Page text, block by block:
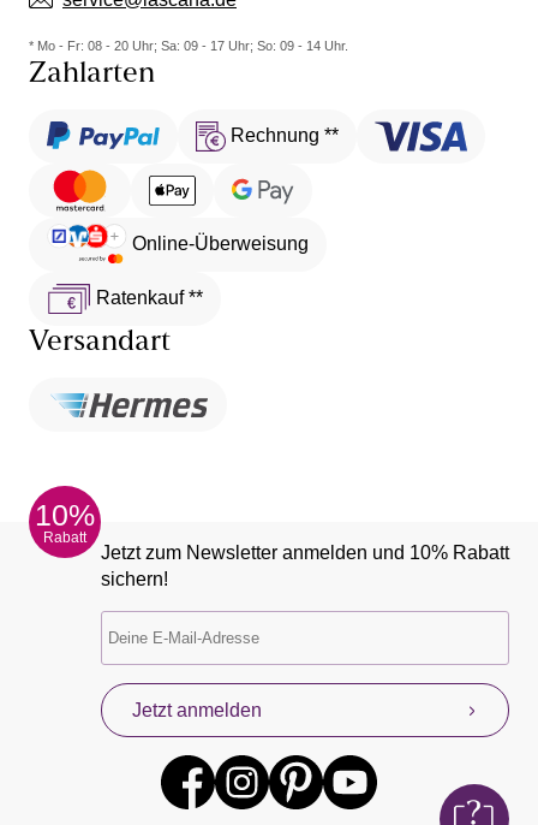
* Mo - Fr: 08 - 20 Uhr; Sa: 09 - 17 Uhr; So: 09 - 14 Uhr.
Zahlarten
Rechnung **
Online-Überweisung
Ratenkauf **
Versandart
10%
Rabatt
Jetzt zum Newsletter anmelden und 10% Rabatt
sichern!
Jetzt anmelden